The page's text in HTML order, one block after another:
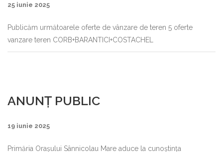
25 iunie 2025
Publicăm următoarele oferte de vânzare de teren 5 oferte
vanzare teren CORB+BARANTICI+COSTACHEL
ANUNȚ PUBLIC
19 iunie 2025
Primăria Oraşului Sânnicolau Mare aduce la cunoştinţa